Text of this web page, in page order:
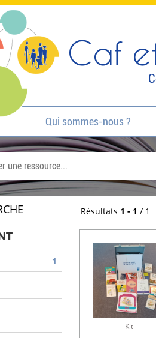
Caf
Qui sommes-nous ?
1
Résultats 1 - 1 / 1
Kit